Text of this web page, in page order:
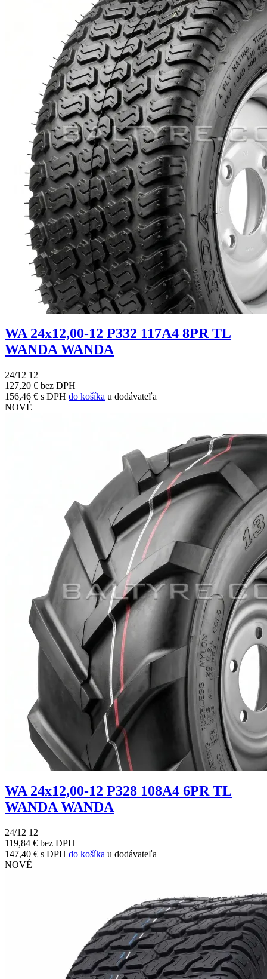
WA 24x12,00-12 P332 117A4 8PR TL
WANDA WANDA
24/12 12
127,20 € bez DPH
156,46 € s DPH do košíka u dodávateľa
NOVÉ
WA 24x12,00-12 P328 108A4 6PR TL
WANDA WANDA
24/12 12
119,84 € bez DPH
147,40 € s DPH do košíka u dodávateľa
NOVÉ